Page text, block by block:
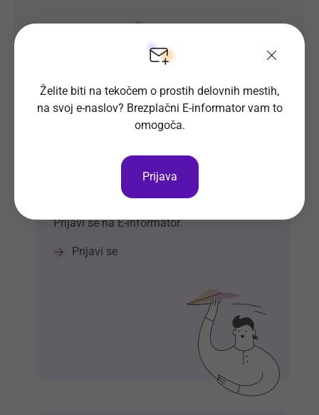
Prosta delovna mesta direktno na
tvoj e-naslov
Prijavi se na E-informator.
Prijavi se
Želite biti na tekočem o prostih delovnih mestih,
na svoj e-naslov? Brezplačni E-informator vam to
omogoča.
Prijava